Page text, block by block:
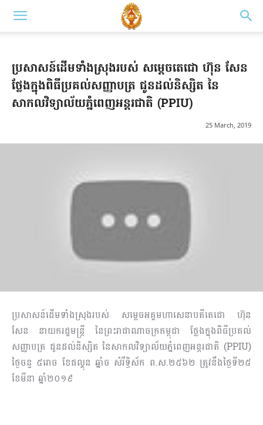
ប្រសាសន៍ដើមទាំងស្រុងរបស់ សម្តេច​តេជោ ហ៊ុន សែន
ថ្លែងក្នុងពិធីប្រគល់សញ្ញាបត្រ ជូនដល់និស្សិត នៃ
សាកលវិទ្យាល័យភ្នំពេញអន្តរជាតិ (PPIU)
25 March, 2019
ប្រសាសន៍ដើមទាំងស្រុងរបស់ សម្តេចអគ្គមហាសេនាបតីតេជោ ហ៊ុន
សែន នាយករដ្ឋមន្រ្តី នៃព្រះរាជាណាចក្រកម្ពុជា ថ្លែងក្នុងពិធីប្រគល់
សញ្ញាបត្រ ជូនដល់និស្សិត នៃសាកលវិទ្យាល័យភ្នំពេញអន្តរជាតិ (PPIU)
ថ្ងៃចន្ទ ៥រោច ខែផល្គុន ឆ្នាំច សំរឹទ្ធិស័ក ព.ស.២៥៦២ ត្រូវ​នឹង​ថ្ងៃទី២៥
ខែមីនា ឆ្នាំ២០១៩